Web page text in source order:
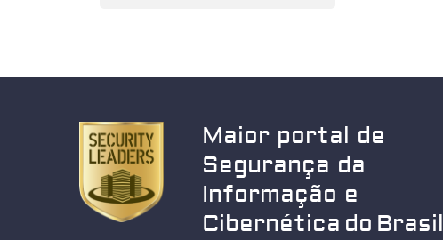
Maior portal de
Segurança da
Informação e
Cibernética do Brasil